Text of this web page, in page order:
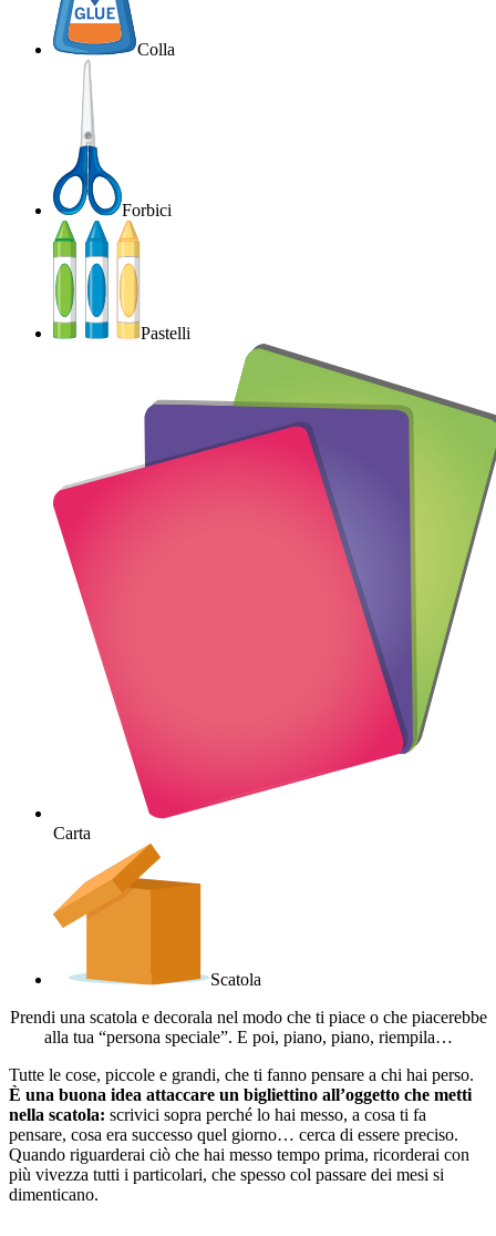
Colla
Forbici
Pastelli
Carta
Scatola
Prendi una scatola e decorala nel modo che ti piace o che piacerebbe
alla tua “persona speciale”. E poi, piano, piano, riempila…
Tutte le cose, piccole e grandi, che ti fanno pensare a chi hai perso.
È una buona idea attaccare un bigliettino all’oggetto che metti
nella scatola: scrivici sopra perché lo hai messo, a cosa ti fa
pensare, cosa era successo quel giorno… cerca di essere preciso.
Quando riguarderai ciò che hai messo tempo prima, ricorderai con
più vivezza tutti i particolari, che spesso col passare dei mesi si
dimenticano.